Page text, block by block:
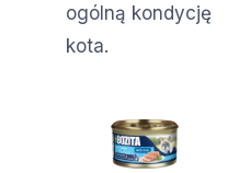
ogólną kondycję
kota.